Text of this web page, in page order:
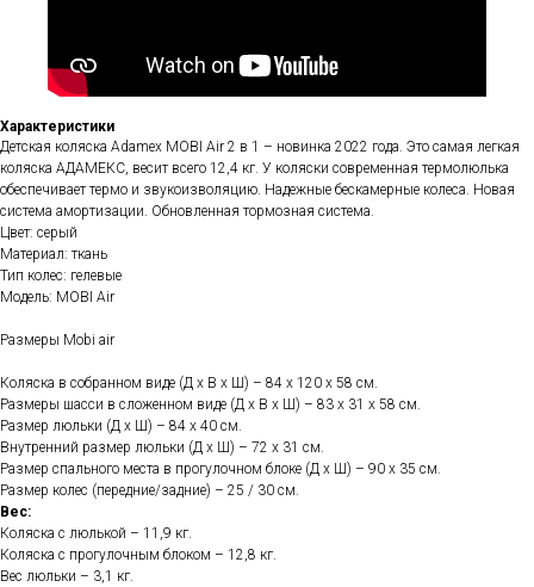
Характеристики
Детская коляска Adamex MOBI Air 2 в 1 – новинка 2022 года. Это самая легкая
коляска АДАМЕКС, весит всего 12,4 кг. У коляски современная термолюлька
обеспечивает термо и звукоизволяцию. Надежные бескамерные колеса. Новая
система амортизации. Обновленная тормозная система.
Цвет: серый
Материал: ткань
Тип колес: гелевые
Модель: MOBI Air
Размеры Mobi air
Коляска в собранном виде (Д х В х Ш) – 84 х 120 х 58 см.
Размеры шасси в сложенном виде (Д х В х Ш) – 83 х 31 х 58 см.
Размер люльки (Д х Ш) – 84 х 40 см.
Внутренний размер люльки (Д х Ш) – 72 х 31 см.
Размер спального места в прогулочном блоке (Д х Ш) – 90 х 35 см.
Размер колес (передние/задние) – 25 / 30 см.
Вес:
Коляска с люлькой – 11,9 кг.
Коляска с прогулочным блоком – 12,8 кг.
Вес люльки – 3,1 кг.